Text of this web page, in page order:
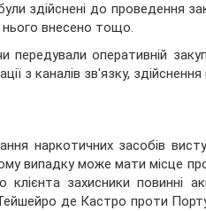
здійснені до проведення
нього внесено тощо.
оперативній
з каналів зв'язку,
наркотичних засобів
випадку може мати місце
захисники повинні
де Кастро проти